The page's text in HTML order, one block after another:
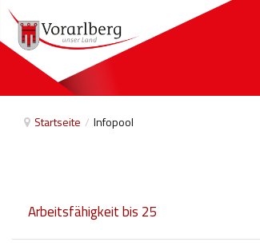
Startseite / Infopool
Arbeitsfähigkeit bis 25